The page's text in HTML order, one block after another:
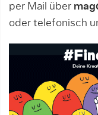
per Mail über
oder telefonisch